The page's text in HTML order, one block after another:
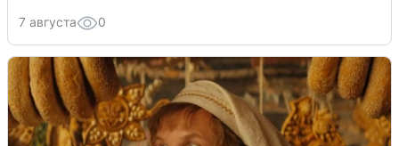
7 августа 0